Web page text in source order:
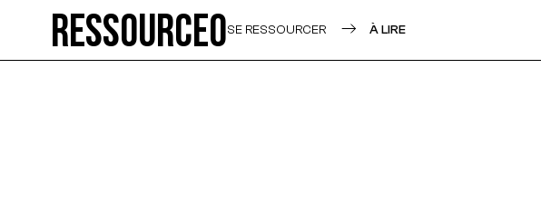
Ressource0SE RESSOURCER À LIRE